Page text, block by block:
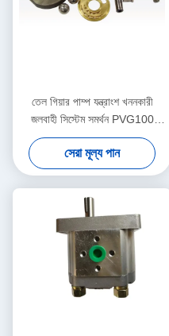
তেল গিয়ার পাম্প যন্ত্রাংশ খননকারী
জলবাহী সিস্টেম সমর্থন PVG100
PVG120 PVG075
সেরা মূল্য পান